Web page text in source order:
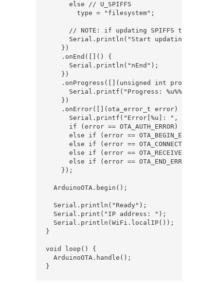
      else // U_SPIFFS
        type = "filesystem";
// NOTE: if updating SPIFFS this
Serial.println("Start updating " +
    })
    .onEnd([]() {
      Serial.println("nEnd");
    })
.onProgress([](unsigned int progress,
Serial.printf("Progress: %u%%r",
    })
    .onError([](ota_error_t error) {
      Serial.printf("Error[%u]: ", error);
if (error == OTA_AUTH_ERROR)
else if (error == OTA_BEGIN_ERROR)
else if (error == OTA_CONNECT_ERROR)
else if (error == OTA_RECEIVE_ERROR)
else if (error == OTA_END_ERROR)
    });
  ArduinoOTA.begin();
  Serial.println("Ready");
  Serial.print("IP address: ");
  Serial.println(WiFi.localIP());
}
void loop() {
  ArduinoOTA.handle();
}